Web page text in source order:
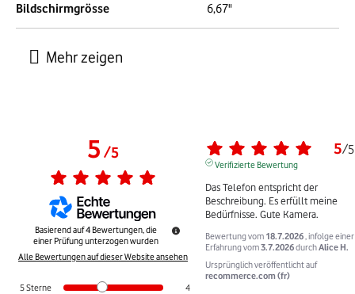
Bildschirmgrösse 6,67"
5/5
Basierend auf4 Bewertungen, die
einer Prüfung unterzogen wurden
Alle Bewertungen auf dieser Website ansehen
5Sterne
4
5/5
Verifizierte Bewertung
Das Telefon entspricht der
Beschreibung. Es erfüllt meine
Bedürfnisse. Gute Kamera.
Bewertung vom 18.7.2026 , infolge einer
Erfahrung vom3.7.2026durchAlice H.
Ursprünglich veröffentlicht auf
recommerce.com (fr)